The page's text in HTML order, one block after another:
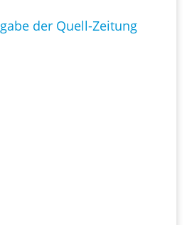
der Quell-Zeitung